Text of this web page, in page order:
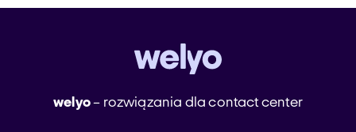
welyo– rozwiązania dla contact center